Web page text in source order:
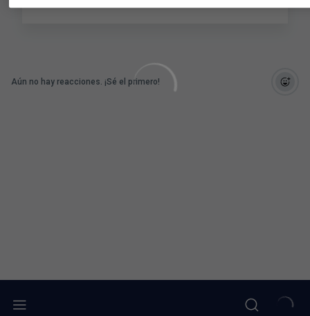
Aún no hay reacciones. ¡Sé el primero!